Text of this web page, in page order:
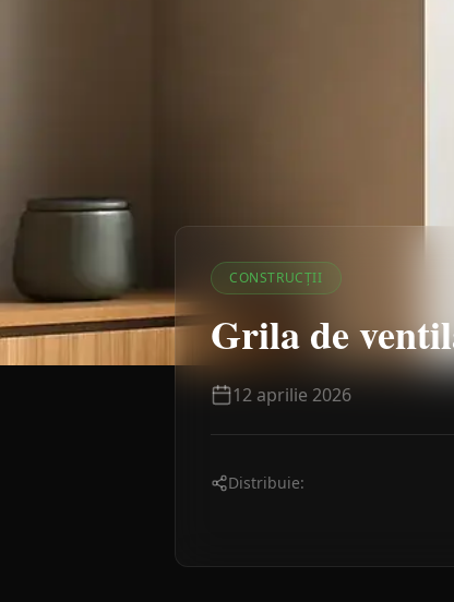
CONSTRUCȚII
Grila de
12 aprilie 2026
Distribuie: